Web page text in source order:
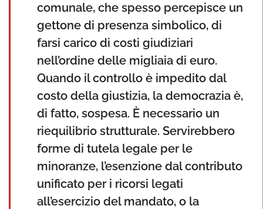
comunale, che spesso percepisce un
gettone di presenza simbolico, di
farsi carico di costi giudiziari
nell’ordine delle migliaia di euro.
Quando il controllo è impedito dal
costo della giustizia, la democrazia è,
di fatto, sospesa. È necessario un
riequilibrio strutturale. Servirebbero
forme di tutela legale per le
minoranze, l’esenzione dal contributo
unificato per i ricorsi legati
all’esercizio del mandato, o la